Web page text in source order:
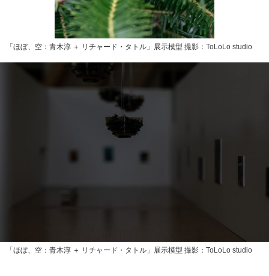
「ほぼ、空：青木淳 ＋ リチャード・タトル」展示模型 撮影：ToLoLo studio
「ほぼ、空：青木淳 ＋ リチャード・タトル」展示模型 撮影：ToLoLo studio